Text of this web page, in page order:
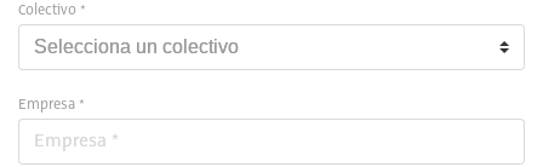
Colectivo *
Empresa *